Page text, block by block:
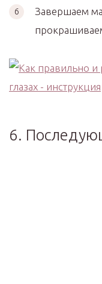
Завершаем
6.